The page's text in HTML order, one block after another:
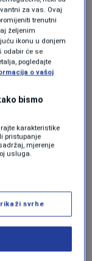
sa
ja stig'o, ja
šta su ovi
gledam, pa
mora da
samo
mu gitara
su nešto.
a ti me
"To nije
za vas. Ovaj
trenutni
željenim
ikonu u donjem
odabir će se
pogledajte
o vašoj
bismo
karakteristike
pristupanje
mjerenje
usluga.
svrhe